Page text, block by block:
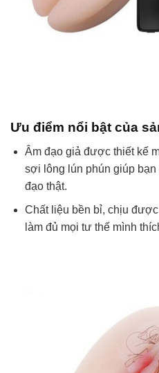
Ưu điểm nổi bật của
Âm đạo giả được thiết kế
sợi lông lún phún giúp
đạo thật.
Chất liệu bền bỉ, chịu
làm đủ mọi tư thế mình